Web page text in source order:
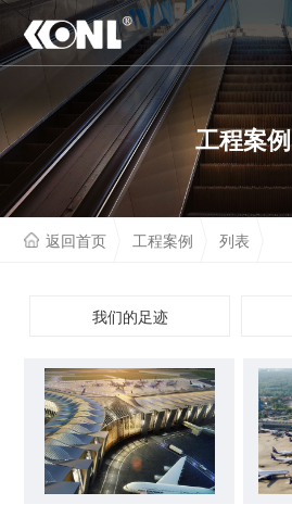
网站首页
关于我们
产品系列
人才招聘
联系我们
工程案例
返回首页 工程案例 列表
我们的足迹